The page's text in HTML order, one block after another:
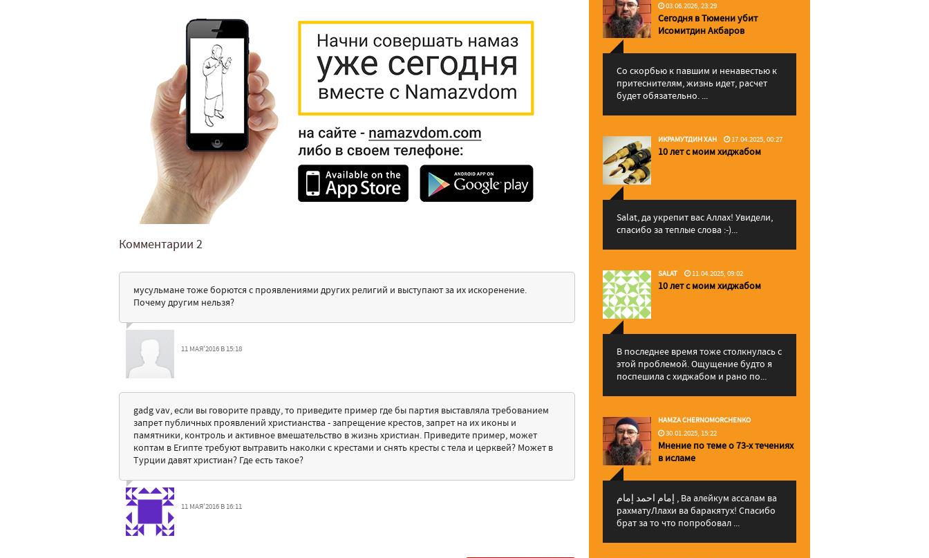
Комментарии 2
мусульмане тоже борются с проявлениями других религий и выступают за их искоренение.
Почему другим нельзя?
11 МАЯ'2016 В 15:18
gadg vav, если вы говорите правду, то приведите пример где бы партия выставляла требованием
запрет публичных проявлений христианства - запрещение крестов, запрет на их иконы и
памятники, контроль и активное вмешательство в жизнь христиан. Приведите пример, может
коптам в Египте требуют вытравить наколки с крестами и снять кресты с тела и церквей? Может в
Турции давят христиан? Где есть такое?
11 МАЯ'2016 В 16:11
03.06.2026, 23:29
Сегодня в Тюмени убит
Исомитдин Акбаров
Со скорбью к павшим и ненавестью к
притеснителям, жизнь идет, расчет
будет обязательно. ...
ИКРАМУТДИН ХАН 17.04.2025, 00:27
10 лет с моим хиджабом
Salat, да укрепит вас Аллаx! Увидели,
спасибо за теплые слова :-)...
SALAT 11.04.2025, 09:02
10 лет с моим хиджабом
В последнее время тоже столкнулась с
этой проблемой. Ощущение будто я
поспешила с хиджабом и рано по...
HAMZA CHERNOMORCHENKO
30.01.2025, 15:22
Мнение по теме о 73-х течениях
в исламе
إمام احمد إمام , Ва алейкум ассалам ва
рахматуЛлахи ва баракятух! Спасибо
брат за то что попробовал ...